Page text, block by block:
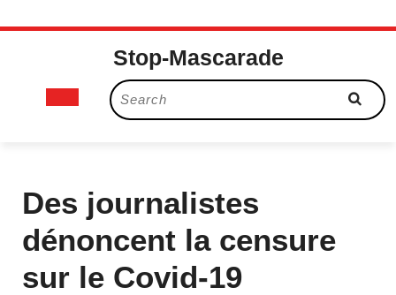
Skip
Stop-Mascarade
Open
Search
for:
Des journalistes
dénoncent la censure
sur le Covid-19